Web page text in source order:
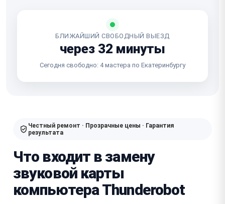
БЛИЖАЙШИЙ СВОБОДНЫЙ ВЫЕЗД
через 32 минуты
Сегодня свободно: 4 мастера по Екатеринбургу
Честный ремонт · Прозрачные цены · Гарантия
результата
Что входит в замену
звуковой карты
компьютера Thunderobot